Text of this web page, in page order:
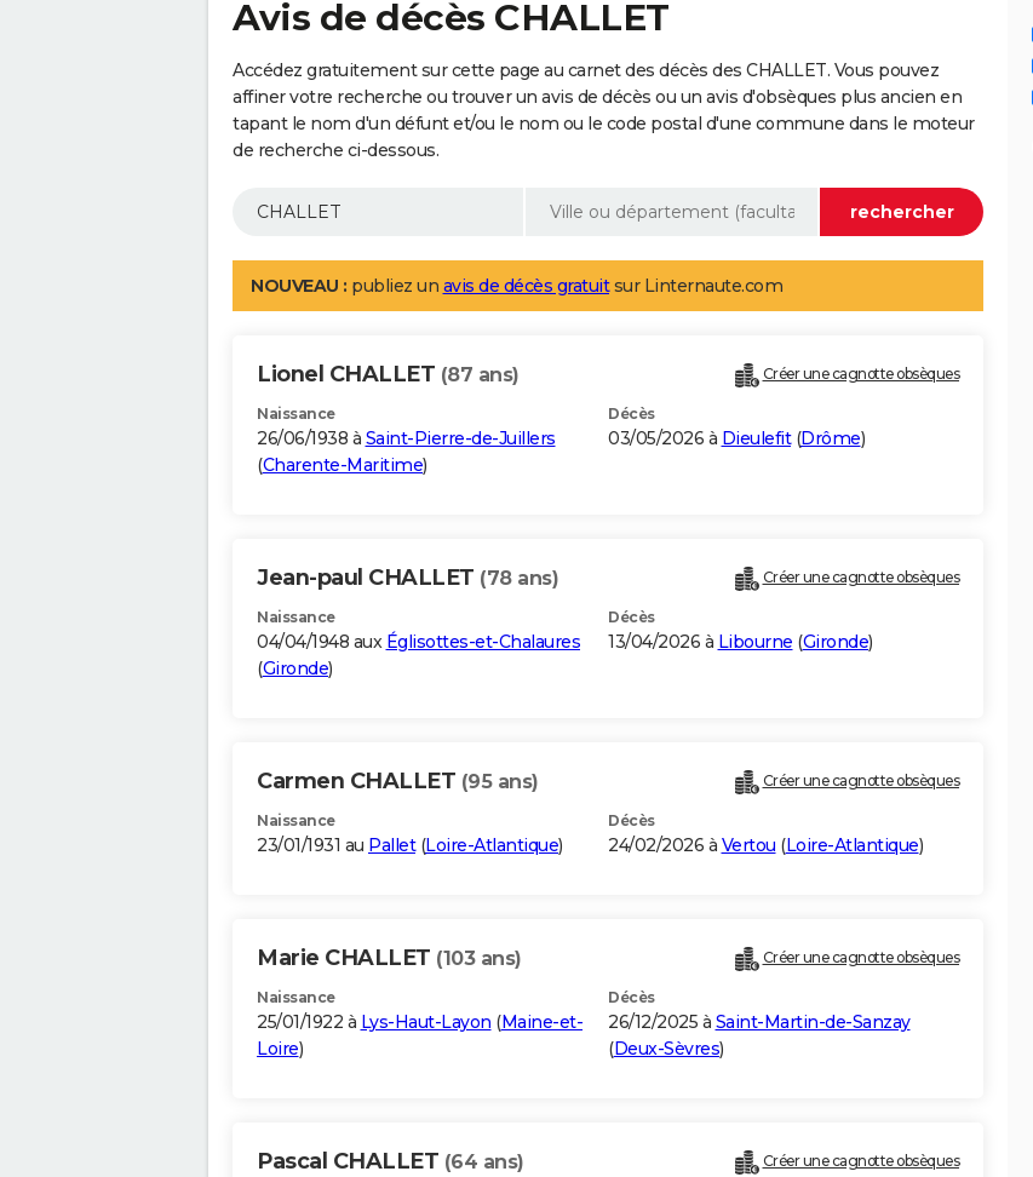
Avis de décès CHALLET
Accédez gratuitement sur cette page au carnet des décès des CHALLET. Vous pouvez
affiner votre recherche ou trouver un avis de décès ou un avis d'obsèques plus ancien en
tapant le nom d'un défunt et/ou le nom ou le code postal d'une commune dans le moteur
de recherche ci-dessous.
NOUVEAU : publiez un avis de décès gratuitsur Linternaute.com
Lionel CHALLET (87 ans) Créer une cagnotte obsèques
Naissance
26/06/1938 à Saint-Pierre-de-Juillers
(Charente-Maritime)
Décès
03/05/2026 à Dieulefit(Drôme)
Jean-paul CHALLET (78 ans) Créer une cagnotte obsèques
Naissance
04/04/1948 aux Églisottes-et-Chalaures
(Gironde)
Décès
13/04/2026 à Libourne (Gironde)
Carmen CHALLET (95 ans) Créer une cagnotte obsèques
Naissance
23/01/1931 au Pallet(Loire-Atlantique)
Décès
24/02/2026 à Vertou (Loire-Atlantique)
Marie CHALLET (103 ans) Créer une cagnotte obsèques
Naissance
25/01/1922 à Lys-Haut-Layon (Maine-et-
Loire)
Décès
26/12/2025 à Saint-Martin-de-Sanzay
(Deux-Sèvres)
Pascal CHALLET (64 ans) Créer une cagnotte obsèques